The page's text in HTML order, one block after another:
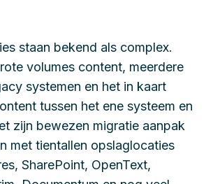
staan bekend als complex.
volumes content, meerdere
systemen en het in kaart
tussen het ene systeem en
zijn bewezen migratie aanpak
met tientallen opslaglocaties
SharePoint, OpenText,